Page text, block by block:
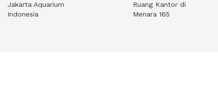
Jakarta Aquarium
Indonesia
Ruang Kantor di
Menara 165